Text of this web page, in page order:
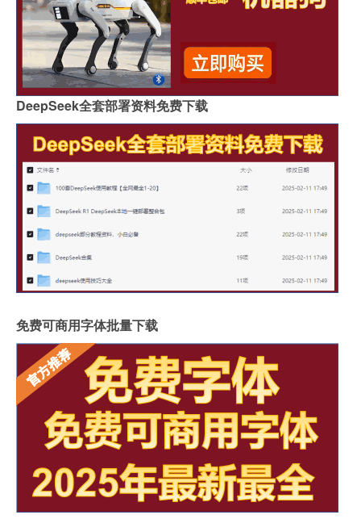
DeepSeek全套部署资料免费下载
免费可商用字体批量下载